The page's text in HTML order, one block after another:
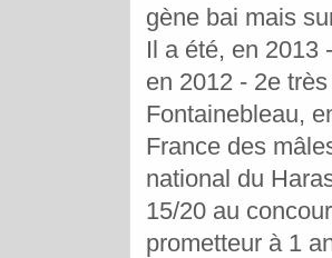
gène bai mais
Il a été, en 2013
en 2012 - 2e
Fontainebleau,
France des
national du
15/20 au
prometteur à 1